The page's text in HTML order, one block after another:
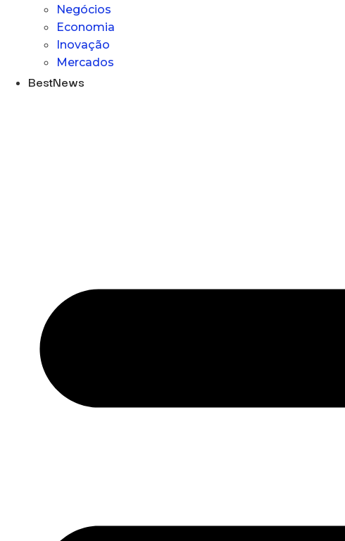
Negócios
Economia
Inovação
Mercados
BestNews